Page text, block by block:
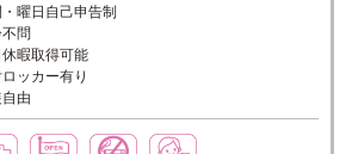
曜日自己申告制
問
暇取得可能
ッカー有り
由
費支給
駅近 オープニングスタッフ
職場内禁煙